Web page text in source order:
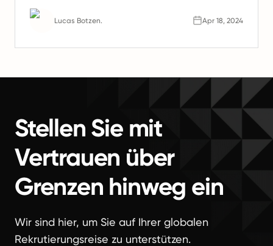
Remote-Teams die Zukunft der Arbeit sind.
Lucas Botzen. Apr 18, 2024
Stellen Sie mit
Vertrauen über
Grenzen hinweg ein
Wir sind hier, um Sie auf Ihrer globalen
Rekrutierungsreise zu unterstützen.